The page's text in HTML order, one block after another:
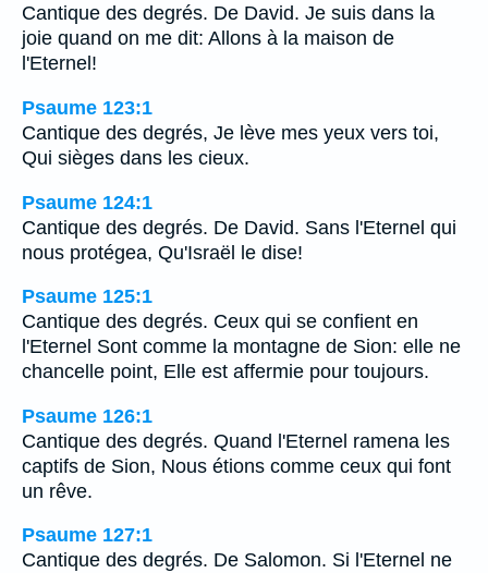
Cantique des degrés. De David. Je suis dans la
joie quand on me dit: Allons à la maison de
l'Eternel!
Psaume 123:1
Cantique des degrés, Je lève mes yeux vers toi,
Qui sièges dans les cieux.
Psaume 124:1
Cantique des degrés. De David. Sans l'Eternel qui
nous protégea, Qu'Israël le dise!
Psaume 125:1
Cantique des degrés. Ceux qui se confient en
l'Eternel Sont comme la montagne de Sion: elle ne
chancelle point, Elle est affermie pour toujours.
Psaume 126:1
Cantique des degrés. Quand l'Eternel ramena les
captifs de Sion, Nous étions comme ceux qui font
un rêve.
Psaume 127:1
Cantique des degrés. De Salomon. Si l'Eternel ne